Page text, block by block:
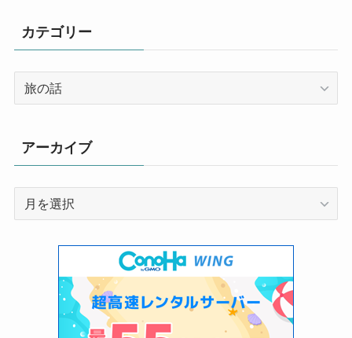
カテゴリー
ー
アーカイブ